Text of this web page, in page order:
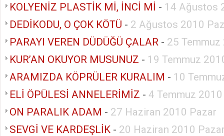
KOLYENİZ PLASTİK Mİ, İNCİ Mİ - 14 Ağustos
DEDİKODU, O ÇOK KÖTÜ - 2 Ağustos 2010
PARAYI VEREN DÜDÜĞÜ ÇALAR - 25
KUR’AN OKUYOR MUSUNUZ - 19 Temmuz
ARAMIZDA KÖPRÜLER KURALIM - 10
ELİ ÖPÜLESİ ANNELERİMİZ - 4 Temmuz
ON PARALIK ADAM - 27 Haziran 2010 Pazar
SEVGİ VE KARDEŞLİK - 20 Haziran 2010